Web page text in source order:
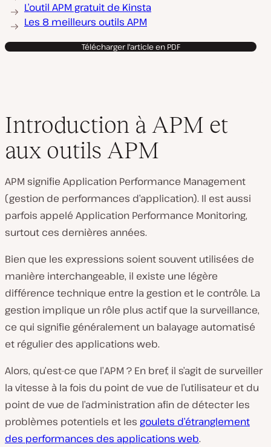
L’outil APM gratuit de Kinsta
Les 8 meilleurs outils APM
Télécharger l'article en PDF
Introduction à APM et
aux outils APM
APM signifie Application Performance Management
(gestion de performances d’application). Il est aussi
parfois appelé Application Performance Monitoring,
surtout ces dernières années.
Bien que les expressions soient souvent utilisées de
manière interchangeable, il existe une légère
différence technique entre la gestion et le contrôle. La
gestion implique un rôle plus actif que la surveillance,
ce qui signifie généralement un balayage automatisé
et régulier des applications web.
Alors, qu’est-ce que l’APM ? En bref, il s’agit de surveiller
la vitesse à la fois du point de vue de l’utilisateur et du
point de vue de l’administration afin de détecter les
problèmes potentiels et les goulets d’étranglement
des performances des applications web.